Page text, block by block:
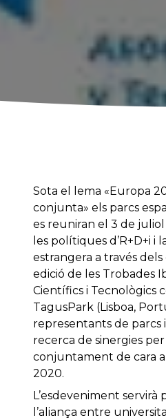
Sota el lema «Europa
conjunta» els parcs
es reuniran el 3 de
les polítiques d’R+D+i i
estrangera a través
edició de les Trobades
Científics i Tecnològics
TagusPark (Lisboa,
representants de parcs
recerca de sinergies
conjuntament de cara
2020.
L’esdeveniment servirà
l’aliança entre